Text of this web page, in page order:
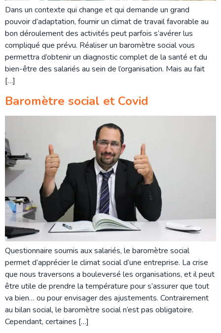
Dans un contexte qui change et qui demande un grand
pouvoir d’adaptation, fournir un climat de travail favorable au
bon déroulement des activités peut parfois s’avérer lus
compliqué que prévu. Réaliser un baromètre social vous
permettra d’obtenir un diagnostic complet de la santé et du
bien-être des salariés au sein de l’organisation. Mais au fait
[…]
Baromètre social et Covid
Questionnaire soumis aux salariés, le baromètre social
permet d’apprécier le climat social d’une entreprise. La crise
que nous traversons a bouleversé les organisations, et il peut
être utile de prendre la température pour s’assurer que tout
va bien… ou pour envisager des ajustements. Contrairement
au bilan social, le baromètre social n’est pas obligatoire.
Cependant, certaines […]